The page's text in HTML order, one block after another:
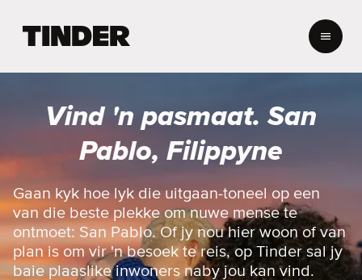
t
i
s
b
l
a
d
Vind 'n pasmaat. San
Pablo, Filippyne
Gaan kyk hoe lyk die uitgaan-toneel op een
van die beste plekke om nuwe mense te
ontmoet: San Pablo. Of jy nou hier woon of van
plan is om vir 'n besoek te reis, op Tinder sal jy
baie plaaslike inwoners naby jou kan vind.